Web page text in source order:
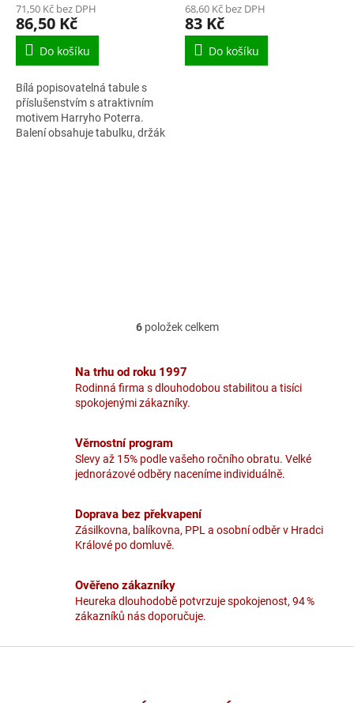
71,50 Kč bez DPH
86,50 Kč
Do košíku
Bílá popisovatelná tabule s
příslušenstvím s atraktivním
motivem Harryho Poterra.
Balení obsahuje tabulku, držák
68,60 Kč bez DPH
83 Kč
Do košíku
O
l
á
d
a
p
r
v
y
v
u
6položek celkem
Na trhu od roku 1997
Rodinná firma s dlouhodobou stabilitou a tisíci
spokojenými zákazníky.
Věrnostní program
Slevy až 15% podle vašeho ročního obratu. Velké
jednorázové odběry naceníme individuálně.
Doprava bez překvapení
Zásilkovna, balíkovna, PPL a osobní odběr v Hradci
Králové po domluvě.
Ověřeno zákazníky
Heureka dlouhodobě potvrzuje spokojenost, 94 %
zákazníků nás doporučuje.
Z